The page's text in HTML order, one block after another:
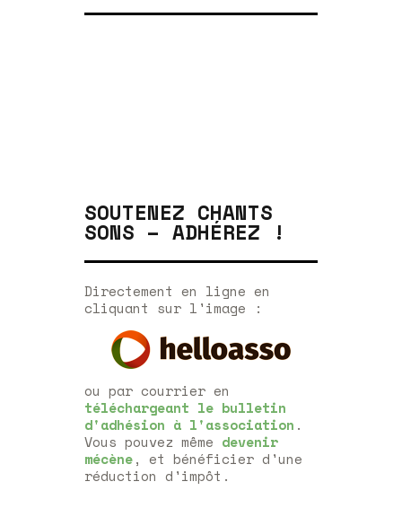
SOUTENEZ CHANTS
SONS – ADHÉREZ !
Directement en ligne en
cliquant sur l'image :
ou par courrier en
téléchargeant le bulletin
d'adhésion à l'association .
Vous pouvez même devenir
mécène, et bénéficier d'une
réduction d'impôt.